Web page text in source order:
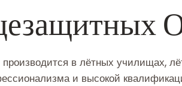
в лётных училищах,
и высокой